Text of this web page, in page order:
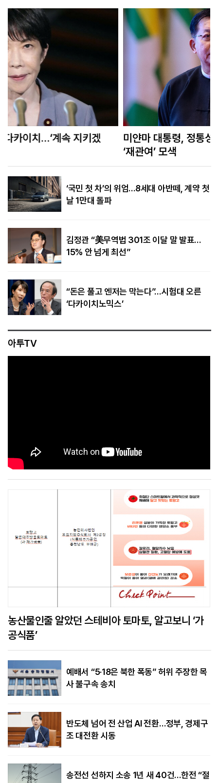
미얀마 대통령, 정통성 찾아 태국 방문… 태국은
‘국민 첫 차’의 위엄…8세대 아반떼, 계약 첫
날 1만대 돌파
김정관 “美무역법 301조 이달 말 발표…
15% 안 넘게 최선”
“돈은 풀고 엔저는 막는다”…시험대 오른
‘다카이치노믹스’
아투TV
농산물인줄 알았던 스테비아 토마토, 알고보니 ‘가
공식품’
예배서 “5·18은 북한 폭동” 허위 주장한 목
사 불구속 송치
반도체 넘어 전 산업 AI 전환…정부, 경제구
조 대전환 시동
송전선 선하지 소송 1년 새 40건…한전 “절